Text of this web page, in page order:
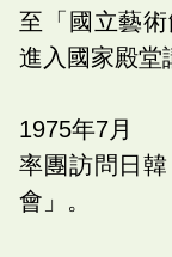
至「國立藝
進入國家殿堂
1975年7月
率團訪問日
會」。